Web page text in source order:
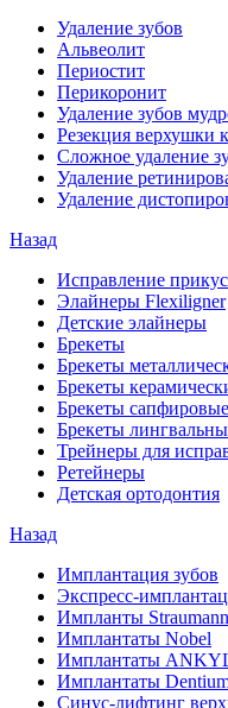
Удаление зубов
Альвеолит
Периостит
Перикоронит
Удаление зубов
Резекция верхушки
Сложное удаление
Удаление
Удаление
Назад
Исправление
Элайнеры Flexiligner
Детские элайнеры
Брекеты
Брекеты
Брекеты
Брекеты
Брекеты
Трейнеры для
Ретейнеры
Детская ортодонтия
Назад
Имплантация зубов
Экспресс-
Импланты Straumann
Имплантаты Nobel
Имплантаты
Имплантаты
Синус-лифтинг